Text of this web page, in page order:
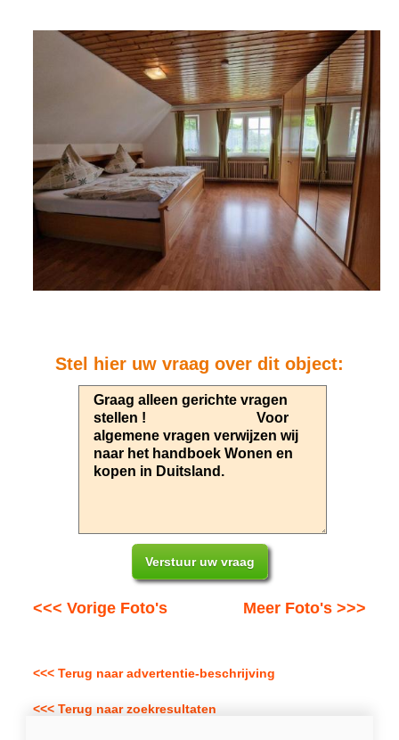
Stel hier uw vraag over dit object:
<<< Vorige Foto's Meer Foto's >>>
<<< Terug naar advertentie-beschrijving
<<< Terug naar zoekresultaten